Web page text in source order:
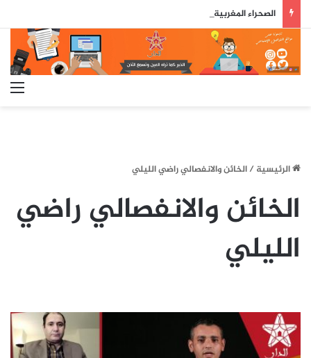
الرئيسية/الخائن والانفصالي راضي الليلي
الخائن والانفصالي راضي
الليلي